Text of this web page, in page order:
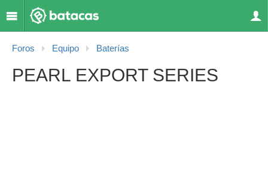
Foros Equipo Baterías
PEARL EXPORT SERIES